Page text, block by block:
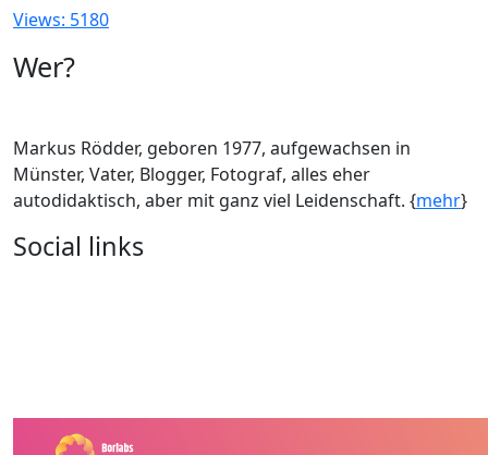
Views: 5180
Wer?
Markus Rödder, geboren 1977, aufgewachsen in
Münster, Vater, Blogger, Fotograf, alles eher
autodidaktisch, aber mit ganz viel Leidenschaft. {mehr}
Social links